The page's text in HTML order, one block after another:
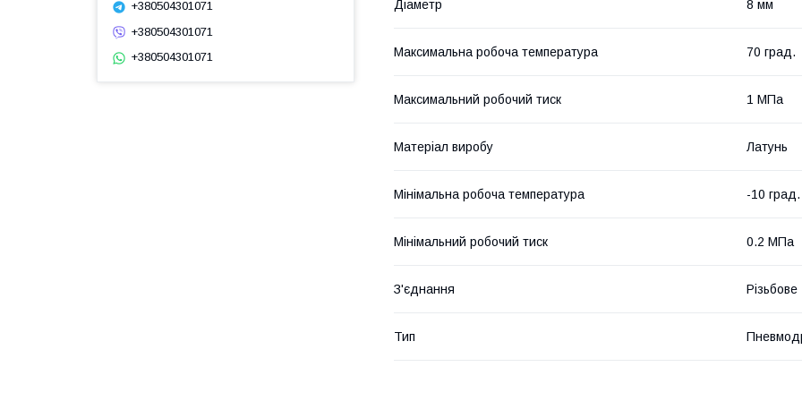
Діаметр 8 мм
Максимальна робоча температура 70 град.
Максимальний робочий тиск 1 МПа
Матеріал виробу Латунь
Мінімальна робоча температура -10 град.
Мінімальний робочий тиск 0.2 МПа
З'єднання Різьбове
Тип
+380504301071
+380504301071
+380504301071